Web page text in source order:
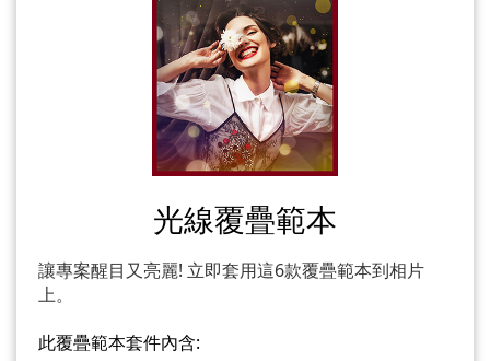
光線覆疊範本
讓專案醒目又亮麗! 立即套用這6款覆疊範本到相片
上。
此覆疊範本套件內含: